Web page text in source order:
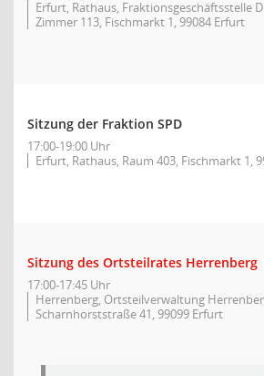
Erfurt, Rathaus, Fraktionsgeschäftsstelle
Zimmer 113, Fischmarkt 1, 99084 Erfurt
Sitzung der Fraktion SPD
17:00-19:00 Uhr
Erfurt, Rathaus, Raum 403, Fischmarkt 1,
Sitzung des Ortsteilrates Herrenberg
17:00-17:45 Uhr
Herrenberg, Ortsteilverwaltung
Scharnhorststraße 41, 99099 Erfurt